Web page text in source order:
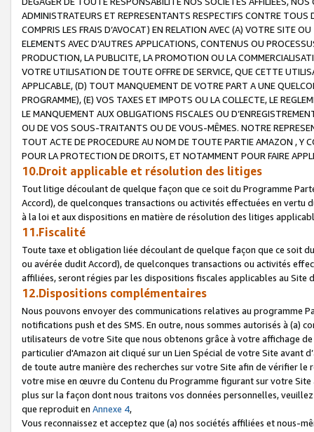
ADMINISTRATEURS ET REPRESENTANTS RESPECTIFS CONTRE
COMPRIS LES FRAIS D’AVOCAT) EN RELATION AVEC (A) VOTRE SITE
ELEMENTS AVEC D’AUTRES APPLICATIONS, CONTENUS OU
PRODUCTION, LA PUBLICITE, LA PROMOTION OU LA
VOTRE UTILISATION DE TOUTE OFFRE DE SERVICE, QUE CETTE
APPLICABLE, (D) TOUT MANQUEMENT DE VOTRE PART A UNE
PROGRAMME), (E) VOS TAXES ET IMPOTS OU LA COLLECTE, LE
LE MANQUEMENT AUX OBLIGATIONS FISCALES OU
OU DE VOS SOUS-TRAITANTS OU DE VOUS-MÊMES. NOTRE
TOUT ACTE DE PROCEDURE AU NOM DE TOUTE PARTIE AMAZON , Y
POUR LA PROTECTION DE DROITS, ET NOTAMMENT POUR FAIRE
10.Droit applicable et résolution des litiges
Tout litige découlant de quelque façon que ce soit du Programme
Accord), de quelconques transactions ou activités effectuées en vertu
à la loi et aux dispositions en matière de résolution des litiges
11.Fiscalité
Toute taxe et obligation liée découlant de quelque façon que ce soit
ou avérée dudit Accord), de quelconques transactions ou activités
affiliées, seront régies par les dispositions fiscales applicables au Site
12.Dispositions complémentaires
Nous pouvons envoyer des communications relatives au programme
notifications push et des SMS. En outre, nous sommes autorisés à
utilisateurs de votre Site que nous obtenons grâce à votre affichage
particulier d'Amazon ait cliqué sur un Lien Spécial de votre Site avant
de toute autre manière des recherches sur votre Site afin de vérifier
votre mise en œuvre du Contenu du Programme figurant sur votre
plus sur la façon dont nous traitons vos données personnelles,
que reproduit en Annexe 4,
Vous reconnaissez et acceptez que (a) nos sociétés affiliées et nous-